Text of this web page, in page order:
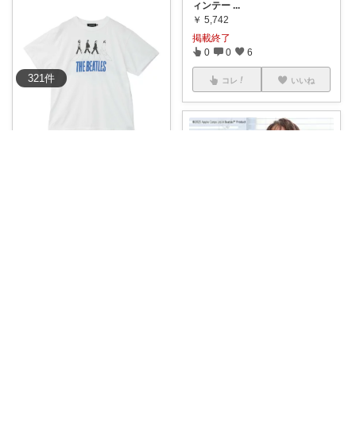
321件
ィンテー ...
￥ 5,742
掲載終了
0 0 6
コレ いいね